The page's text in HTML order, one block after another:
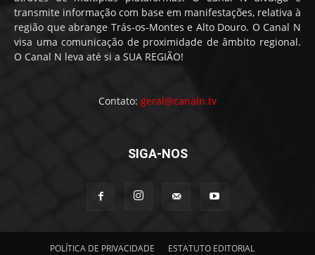
transmite informação com base em manifestações, relativa à
região que abrange Trás-os-Montes e Alto Douro. O Canal N
visa uma comunicação de proximidade de âmbito regional.
O Canal N leva até si a SUA REGIÃO!
Contato: geral@canaln.tv
SIGA-NOS
POLÍTICA DE PRIVACIDADE ESTATUTO EDITORIAL